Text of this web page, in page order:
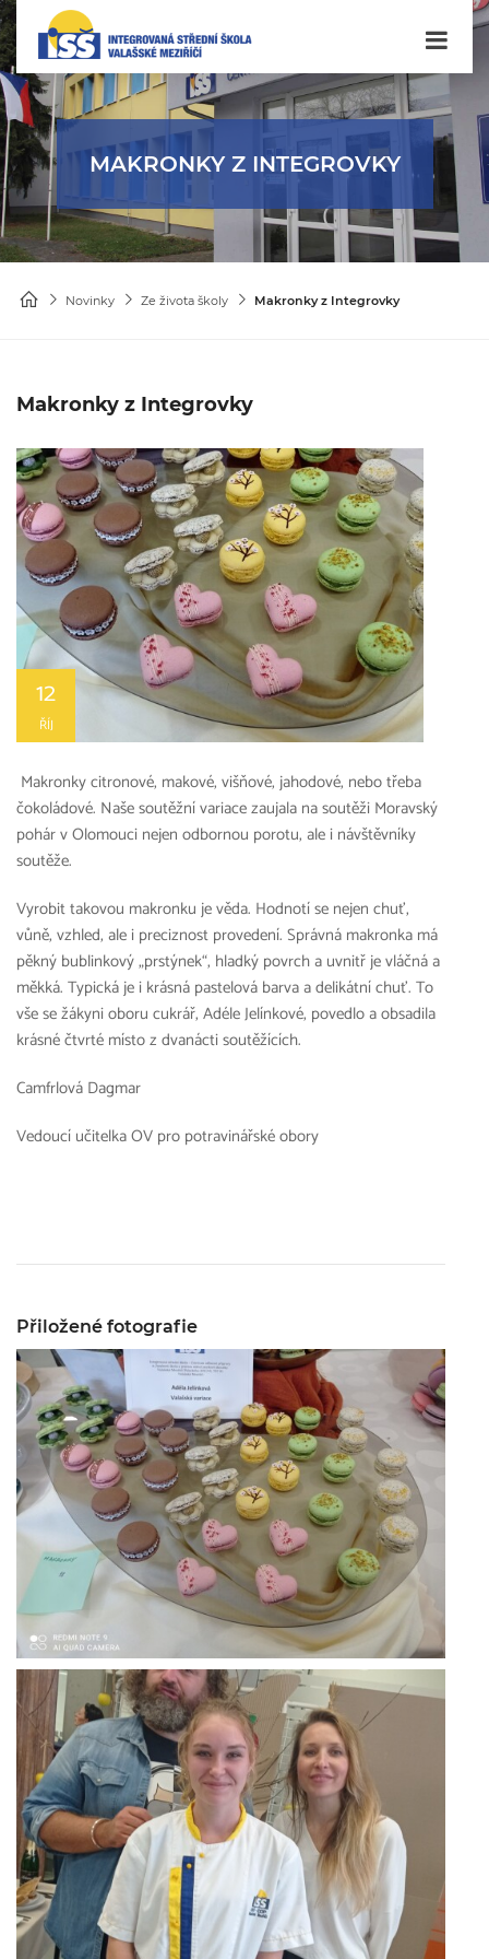
MAKRONKY Z INTEGROVKY
Novinky Ze života školy Makronky z Integrovky
Makronky z Integrovky
12
ŘÍJ
Makronky citronové, makové, višňové, jahodové, nebo třeba
čokoládové. Naše soutěžní variace zaujala na soutěži Moravský
pohár v Olomouci nejen odbornou porotu, ale i návštěvníky
soutěže.
Vyrobit takovou makronku je věda. Hodnotí se nejen chuť,
vůně, vzhled, ale i preciznost provedení. Správná makronka má
pěkný bublinkový „prstýnek“, hladký povrch a uvnitř je vláčná a
měkká. Typická je i krásná pastelová barva a delikátní chuť. To
vše se žákyni oboru cukrář, Adéle Jelínkové, povedlo a obsadila
krásné čtvrté místo z dvanácti soutěžících.
Camfrlová Dagmar
Vedoucí učitelka OV pro potravinářské obory
Přiložené fotografie